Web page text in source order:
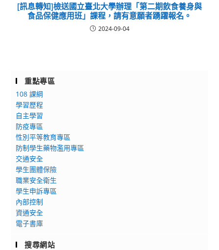
[訊息轉知]檢送國立臺北大學辦理「第二期飲食養身與
食品保健應用班」課程，請有意願者踴躍報名。
2024-09-04
重點專區
108 課綱
學習歷程
自主學習
防疫專區
性別平等教育專區
防制學生藥物濫用專區
交通安全
學生團體保險
職業安全衛生
學生申訴專區
內部控制
資通安全
電子書庫
搜尋網站